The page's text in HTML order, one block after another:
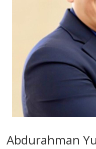
Abdurahman